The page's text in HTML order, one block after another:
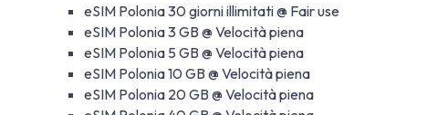
eSIM Polonia 30 giorni illimitati @ Fair use
eSIM Polonia 3 GB @ Velocità piena
eSIM Polonia 5 GB @ Velocità piena
eSIM Polonia 10 GB @ Velocità piena
eSIM Polonia 20 GB @ Velocità piena